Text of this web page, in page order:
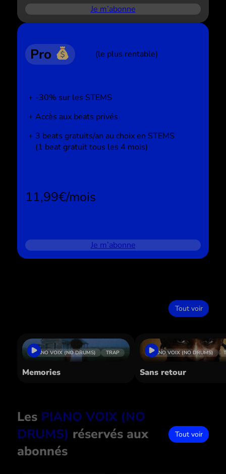
Je m’abonne
Pro (le plus rentable)
-30% sur les STEMS
Accès aux beats privés
3 beats gratuits/an au choix en STEMS
(1 beat gratuit tous les 4 mois)
11,99€/mois
Je m’abonne
Tout voir
PIANO VOIX (NO DRUMS) TRAP
Memories
PIANO VOIX (NO DRUMS)
Sans retour
Les PIANO VOIX (NO
DRUMS) réservés aux
abonnés
Tout voir